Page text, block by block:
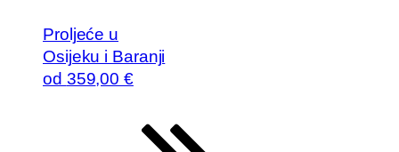
Proljeće u
Osijeku i Baranji
od 359,00 €